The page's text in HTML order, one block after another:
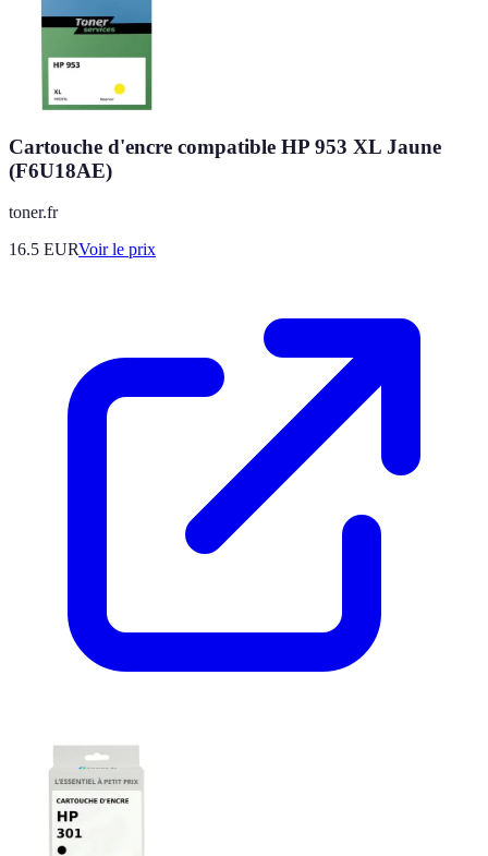
Cartouche d'encre compatible HP 953 XL Jaune
(F6U18AE)
toner.fr
16.5 EURVoir le prix